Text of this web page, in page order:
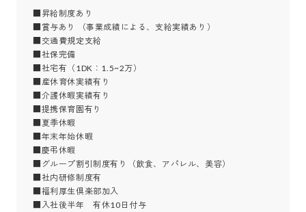
■昇給制度あり
■賞与あり （事業成績による、支給実績あり）
■交通費規定支給
■社保完備
■社宅有（1DK：1.5~2万）
■産休育休実績有り
■介護休暇実績有り
■提携保育園有り
■夏季休暇
■年末年始休暇
■慶弔休暇
■グループ割引制度有り（飲食、アパレル、美容）
■社内研修制度有
■福利厚生倶楽部加入
■入社後半年　有休10日付与